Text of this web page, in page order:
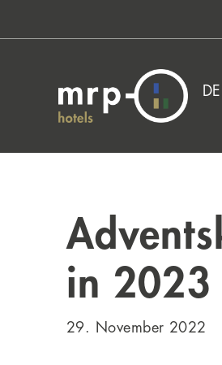
DE
in 2023
29. November 2022